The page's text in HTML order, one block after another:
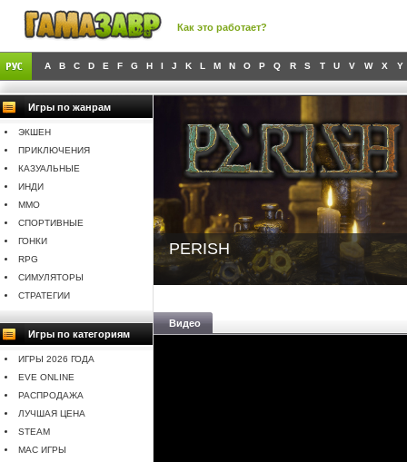
Как это работает?
A B C D E F G H I J K L M N O P Q R S T U V W X Y
Игры по жанрам
ЭКШЕН
ПРИКЛЮЧЕНИЯ
КАЗУАЛЬНЫЕ
ИНДИ
MMO
СПОРТИВНЫЕ
ГОНКИ
RPG
СИМУЛЯТОРЫ
СТРАТЕГИИ
Игры по категориям
ИГРЫ 2026 ГОДА
EVE ONLINE
РАСПРОДАЖА
ЛУЧШАЯ ЦЕНА
STEAM
MAC ИГРЫ
PERISH
Видео